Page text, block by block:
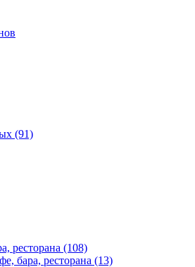
(91)
ресторана (108)
бара, ресторана (13)